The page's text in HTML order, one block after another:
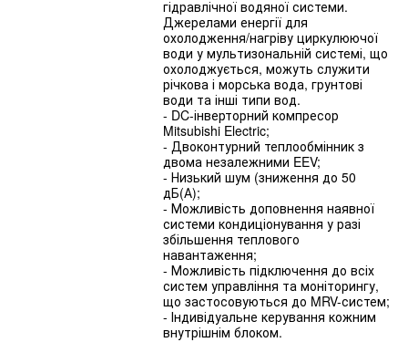
гідравлічної водяної системи.
Джерелами енергії для
охолодження/нагріву циркулюючої
води у мультизональній системі, що
охолоджується, можуть служити
річкова і морська вода, грунтові
води та інші типи вод.
- DC-інверторний компресор
Mitsubishi Electric;
- Двоконтурний теплообмінник з
двома незалежними EEV;
- Низький шум (зниження до 50
дБ(А);
- Можливість доповнення наявної
системи кондиціонування у разі
збільшення теплового
навантаження;
- Можливість підключення до всіх
систем управління та моніторингу,
що застосовуються до MRV-систем;
- Індивідуальне керування кожним
внутрішнім блоком.